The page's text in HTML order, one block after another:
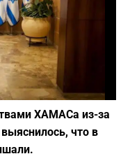
depositphotos.com
ХАМАСа из-за
что в